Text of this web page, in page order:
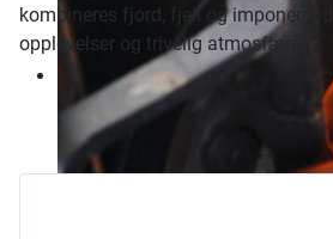
kombineres fjord, fjell og
opplevelser og trivelig atmosfære.